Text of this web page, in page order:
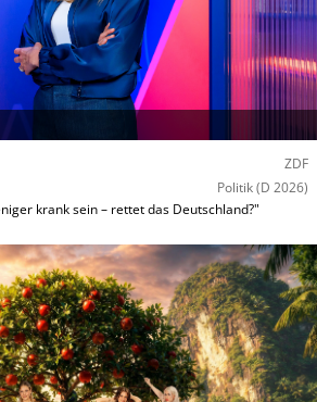
ZDF
Politik(D 2026)
krank sein – rettet das Deutschland?"